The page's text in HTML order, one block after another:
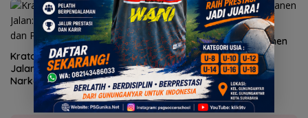
Kratom di Persimpangan
Jalan: Antara Jerat
Narkotika dan Potensi
Devisa Negara
Polres Gresik Sukses Panen
Raya Jagung Serentak